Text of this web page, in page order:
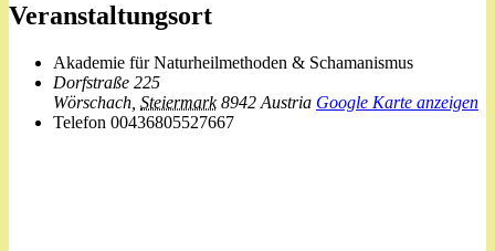
Veranstaltungsort
Akademie für Naturheilmethoden & Schamanismus
Dorfstraße 225
Wörschach Steiermark 8942 Austria Google Karte anzeigen
Telefon 00436805527667